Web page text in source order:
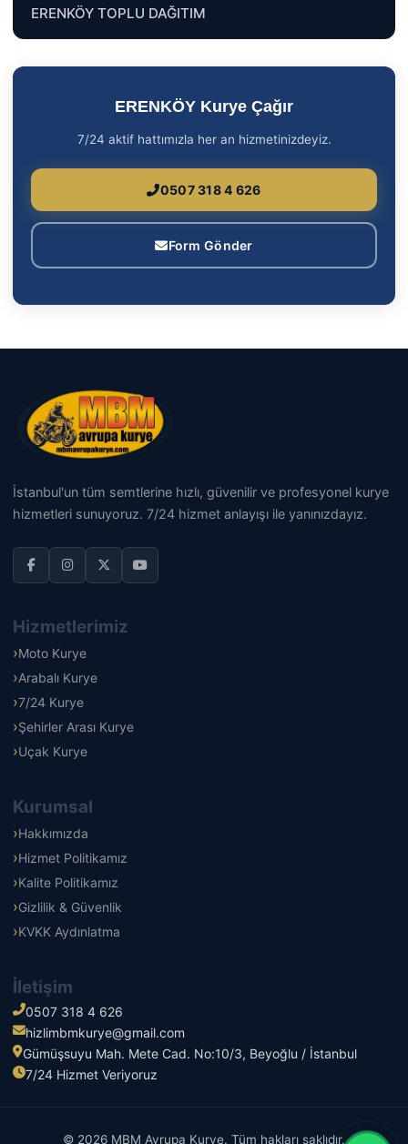
ERENKÖY TOPLU DAĞITIM
ERENKÖY Kurye Çağır
7/24 aktif hattımızla her an hizmetinizdeyiz.
0507 318 4 626
Form Gönder
İstanbul'un tüm semtlerine hızlı, güvenilir ve profesyonel kurye
hizmetleri sunuyoruz. 7/24 hizmet anlayışı ile yanınızdayız.
Hizmetlerimiz
Moto Kurye
Arabalı Kurye
7/24 Kurye
Şehirler Arası Kurye
Uçak Kurye
Kurumsal
Hakkımızda
Hizmet Politikamız
Kalite Politikamız
Gizlilik & Güvenlik
KVKK Aydınlatma
İletişim
0507 318 4 626
hizlimbmkurye@gmail.com
Gümüşsuyu Mah. Mete Cad. No:10/3, Beyoğlu / İstanbul
7/24 Hizmet Veriyoruz
© 2026 MBM Avrupa Kurye. Tüm hakları saklıdır.